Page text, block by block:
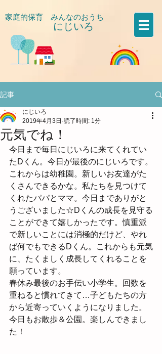
家庭的保育 みんなのおうち
にじいろ
記事
元気でね！
にじいろ
2019年4月3日 読了時間: 1分
今日まで毎日にじいろに来てくれてい
たDくん。今日が最後のにじいろです。
これからは幼稚園。新しいお友達がた
くさんできるかな。私たちを見つけて
くれたパパとママ。今日までありがと
うございました☆Dくんの成長を見守る
ことができて嬉しかったです。慎重派
で新しいことには消極的だけど、やれ
ば何でもできるDくん。これからも元気
に、たくましく成長してくれることを
願っています。
春休み最後のお手伝い小学生。回数を
重ねると慣れてきて…子どもたちの方
から近寄っていくようになりました。
今日もお散歩＆公園。楽しんできまし
た！